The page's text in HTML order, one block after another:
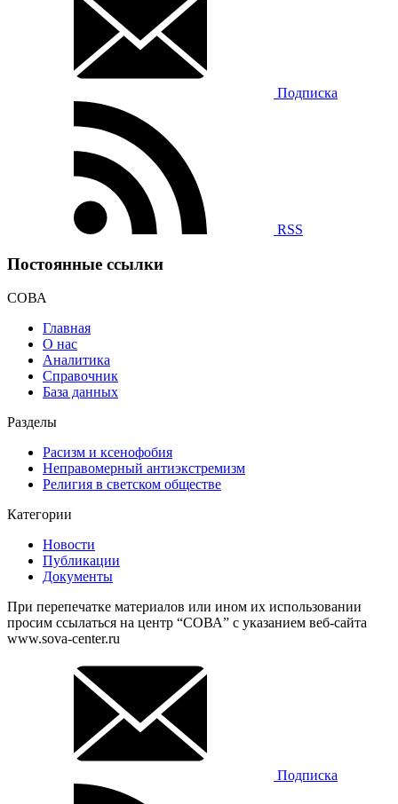
Подписка
RSS
Постоянные ссылки
СОВА
Главная
О нас
Аналитика
Справочник
База данных
Разделы
Расизм и ксенофобия
Неправомерный антиэкстремизм
Религия в светском обществе
Категории
Новости
Публикации
Документы
При перепечатке материалов или ином их использовании
просим ссылаться на центр “СОВА” с указанием веб-сайта
www.sova-center.ru
Подписка